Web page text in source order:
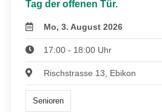
Tag der offenen Tür.
Mo, 3. August 2026
17:00 - 18:00 Uhr
Rischstrasse 13, Ebikon
Senioren